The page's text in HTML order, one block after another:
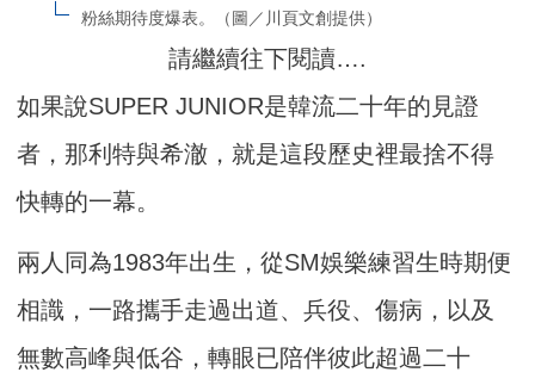
粉絲期待度爆表。（圖／川頁文創提供）
請繼續往下閱讀….
如果說SUPER JUNIOR是韓流二十年的見證
者，那利特與希澈，就是這段歷史裡最捨不得
快轉的一幕。
兩人同為1983年出生，從SM娛樂練習生時期便
相識，一路攜手走過出道、兵役、傷病，以及
無數高峰與低谷，轉眼已陪伴彼此超過二十